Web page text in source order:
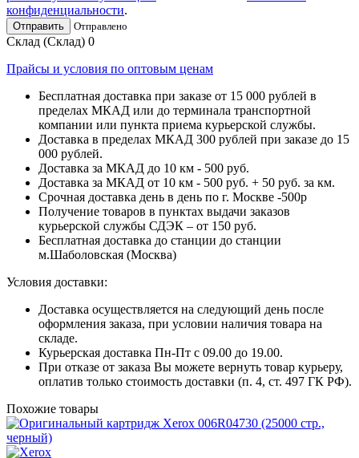
конфиденциальности.
Отправить Отправлено
Склад (Склад) 0
Прайсы и условия по оптовым ценам
Бесплатная доставка при заказе от 15 000 рублей в
пределах МКАД или до терминала транспортной
компании или пункта приема курьерской службы.
Доставка в пределах МКАД 300 рублей при заказе до 15
000 рублей.
Доставка за МКАД до 10 км - 500 руб.
Доставка за МКАД от 10 км - 500 руб. + 50 руб. за км.
Срочная доставка день в день по г. Москве -500р
Получение товаров в пунктах выдачи заказов
курьерской службы СДЭК – от 150 руб.
Бесплатная доставка до станции до станции
м.Шаболовская (Москва)
Условия доставки:
Доставка осуществляется на следующий день после
оформления заказа, при условии наличия товара на
складе.
Курьерская доставка Пн-Пт с 09.00 до 19.00.
При отказе от заказа Вы можете вернуть товар курьеру,
оплатив только стоимость доставки (п. 4, ст. 497 ГК РФ).
Похожие товары